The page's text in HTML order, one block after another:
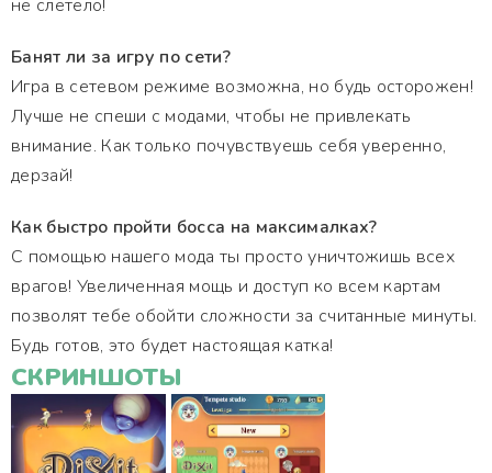
не слетело!
Банят ли за игру по сети?
Игра в сетевом режиме возможна, но будь осторожен!
Лучше не спеши с модами, чтобы не привлекать
внимание. Как только почувствуешь себя уверенно,
дерзай!
Как быстро пройти босса на максималках?
С помощью нашего мода ты просто уничтожишь всех
врагов! Увеличенная мощь и доступ ко всем картам
позволят тебе обойти сложности за считанные минуты.
Будь готов, это будет настоящая катка!
СКРИНШОТЫ